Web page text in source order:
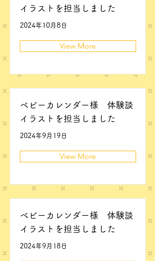
イラストを担当しました
2024年10月8日
View More
ベビーカレンダー様 体験談
イラストを担当しました
2024年9月19日
View More
ベビーカレンダー様 体験談
イラストを担当しました
2024年9月18日